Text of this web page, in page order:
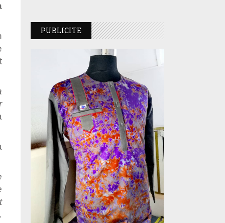
PUBLICITE